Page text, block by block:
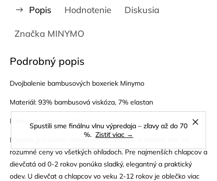
Spustili sme finálnu vlnu výpredaja – zľavy až do 70
%. Zistiť viac →
Popis Hodnotenie Diskusia
Značka MINYMO
Podrobný popis
Dvojbalenie bambusových boxeriek Minymo
Materiál: 93% bambusová viskóza, 7% elastan
Farba: dark grey melange
Minymo je kvalitné oblečenie pre šťastné a aktívne deti za
rozumné ceny vo všetkých ohľadoch. Pre najmenších chlapcov a
dievčatá od 0-2 rokov ponúka sladký, elegantný a praktický
odev. U dievčat a chlapcov vo veku 2-12 rokov je oblečko viac